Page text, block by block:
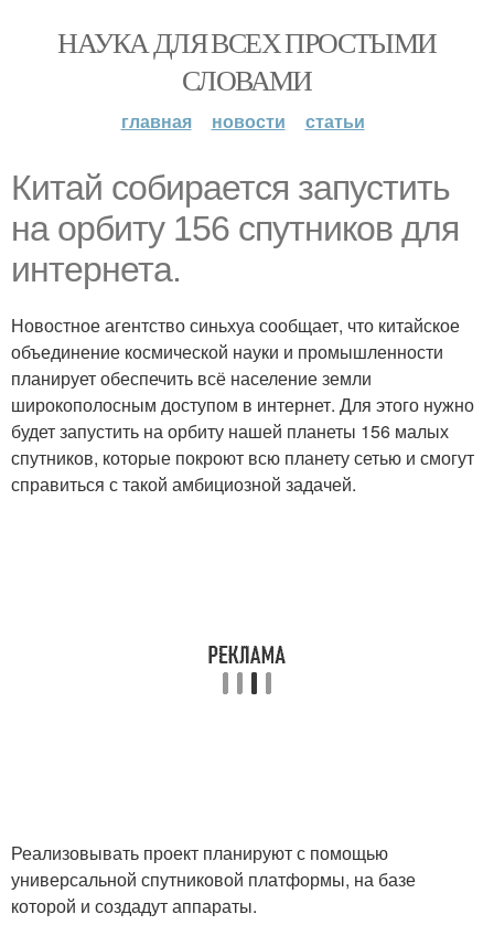
НАУКА ДЛЯ ВСЕХ ПРОСТЫМИ
СЛОВАМИ
главная новости статьи
Китай собирается запустить
на орбиту 156 спутников для
интернета.
Новостное агентство синьхуа сообщает, что китайское
объединение космической науки и промышленности
планирует обеспечить всё население земли
широкополосным доступом в интернет. Для этого нужно
будет запустить на орбиту нашей планеты 156 малых
спутников, которые покроют всю планету сетью и смогут
справиться с такой амбициозной задачей.
Реализовывать проект планируют с помощью
универсальной спутниковой платформы, на базе
которой и создадут аппараты.